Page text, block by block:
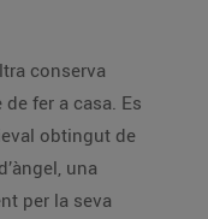
conserva
fer a casa. Es
obtingut de
una
per la seva